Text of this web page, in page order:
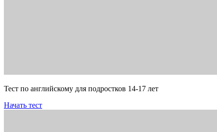
Тест по английскому для подростков 14-17 лет
Начать тест